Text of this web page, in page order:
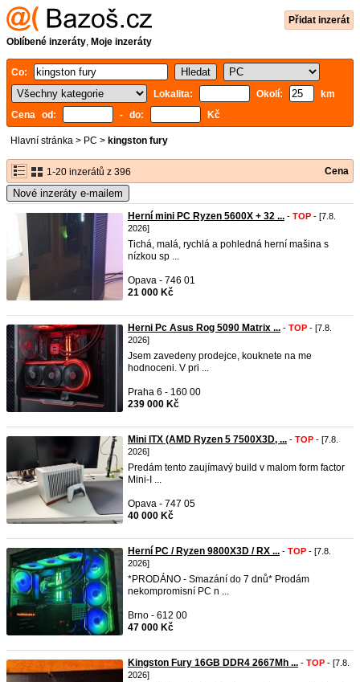
Přidat inzerát
Oblíbené inzeráty, Moje inzeráty
Co:
Lokalita:
Okolí:
km
Cena od:
- do: Kč
Hlavní stránka > PC > kingston fury
1-20 inzerátů z 396 Cena
Nové inzeráty e-mailem
Herní mini PC Ryzen 5600X + 32 ... - TOP - [7.8.
2026]
Tichá, malá, rychlá a pohledná herní mašina s
nízkou sp ...
Opava - 746 01
21 000 Kč
Herni Pc Asus Rog 5090 Matrix ... - TOP - [7.8.
2026]
Jsem zavedeny prodejce, kouknete na me
hodnoceni. V pri ...
Praha 6 - 160 00
239 000 Kč
Mini ITX (AMD Ryzen 5 7500X3D, ... - TOP - [7.8.
2026]
Predám tento zaujímavý build v malom form factor
Mini-I ...
Opava - 747 05
40 000 Kč
Herní PC / Ryzen 9800X3D / RX ... - TOP - [7.8.
2026]
*PRODÁNO - Smazání do 7 dnů* Prodám
nekompromisní PC n ...
Brno - 612 00
47 000 Kč
Kingston Fury 16GB DDR4 2667Mh ... - TOP - [7.8.
2026]